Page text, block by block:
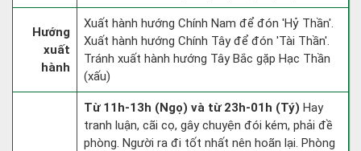
Hướng
xuất
hành
Xuất hành hướng Chính Nam để đón 'Hỷ Thần'.
Xuất hành hướng Chính Tây để đón 'Tài Thần'.
Tránh xuất hành hướng Tây Bắc gặp Hạc Thần
(xấu)
Từ 11h-13h (Ngọ) và từ 23h-01h (Tý) Hay
tranh luận, cãi cọ, gây chuyện đói kém, phải đề
phòng. Người ra đi tốt nhất nên hoãn lại. Phòng